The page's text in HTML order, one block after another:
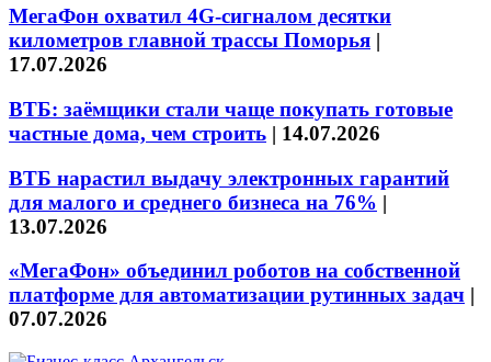
МегаФон охватил 4G-сигналом десятки
километров главной трассы Поморья |
17.07.2026
ВТБ: заёмщики стали чаще покупать готовые
частные дома, чем строить | 14.07.2026
ВТБ нарастил выдачу электронных гарантий
для малого и среднего бизнеса на 76% |
13.07.2026
«МегаФон» объединил роботов на собственной
платформе для автоматизации рутинных задач |
07.07.2026